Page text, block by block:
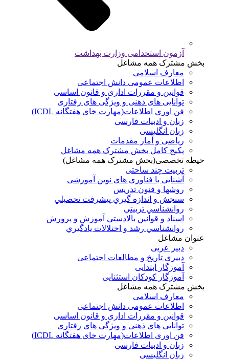
آزمون استخدامی وزارت بهداشت
بخش مشترک همه مشاغل
معارف اسلامی
اطلاعات عمومی دانش اجتماعی
قوانین و مقررات اداری و قانون اساسی
توانایی های ذهنی و ویژگی های رفتاری
فن اوری اطلاعات(مهارت خای هفتگانه ICDL)
زبان و ادبیات فارسی
زبان انگلیسی
ریاضی و آمار مقدمات
پکیج کامل بخش مشترک همه مشاغل
حیطه تخصصی(بخش مشترک همه مشاغل)
تربیت چند ساحتی
آشنایی با فناوری های نوین آموزشی
روشها و فنون تدريس
سنجش و اندازه گيري پيشرفت تحصيلي
روانشناسي تربيتي
اسناد و قوانين بالادستي آموزش و پرورش
روانشناسي رشد و اختلالات يادگيري
عنوان مشاغل
دبير عربی
دبیری تاریخ و مطالعات اجتماعی
آموزگار ابتدایی
آموزگار کودکان استثنایی
بخش مشترک همه مشاغل
معارف اسلامی
اطلاعات عمومی دانش اجتماعی
قوانین و مقررات اداری و قانون اساسی
توانایی های ذهنی و ویژگی های رفتاری
فن اوری اطلاعات(مهارت خای هفتگانه ICDL)
زبان و ادبیات فارسی
زبان انگلیسی